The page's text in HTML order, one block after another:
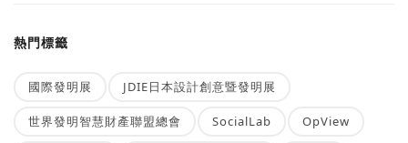
熱門標籤
國際發明展 JDIE日本設計創意暨發明展
世界發明智慧財產聯盟總會 SocialLab OpView